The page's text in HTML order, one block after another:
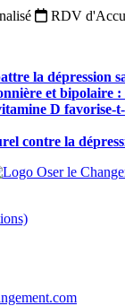
RDV
la dépression
et bipolaire :
D favorise-
contre la